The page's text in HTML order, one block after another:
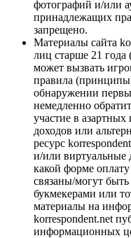
фотографий и/или
принадлежащих
запрещено.
Материалы сайта
лиц старше 21 года
может вызвать
правила
обнаружении
немедленно
участие в
доходов или
ресурс
и/или виртуальные
какой форме
связаны/могут
букмекерами или
материалы на
korrespondent.net
информационных